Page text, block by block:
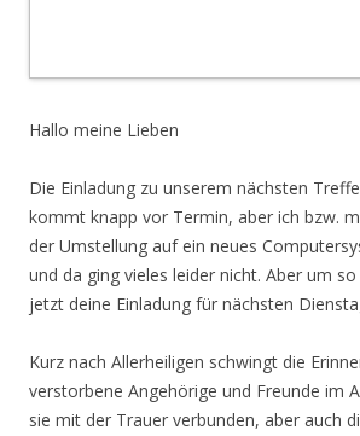
Hallo meine Lieben
Die Einladung zu unserem nächsten
kommt knapp vor Termin, aber ich bzw.
der Umstellung auf ein neues
und da ging vieles leider nicht. Aber um
jetzt deine Einladung für nächsten
Kurz nach Allerheiligen schwingt die
verstorbene Angehörige und Freunde im
sie mit der Trauer verbunden, aber auch